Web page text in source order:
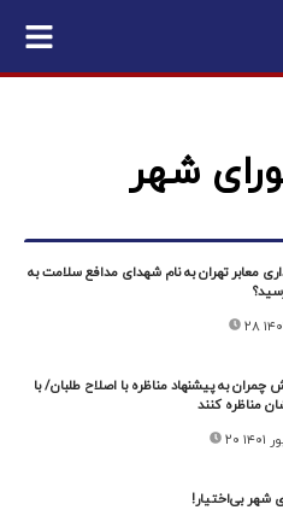
شهر
معابر تهران به نام شهدای مدافع سلامت به
چمران به پیشنهاد مناظره با اصلاح طلبان/ با
مناظره کنند
شهر بی‌اختیار!